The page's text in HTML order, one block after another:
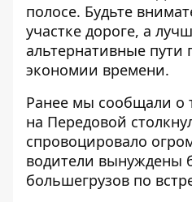
полосе. Будьте
участке дороге, а
альтернативные пути
экономии времени.
Ранее мы сообщали о
на Передовой
спровоцировало
водители вынуждены
большегрузов по